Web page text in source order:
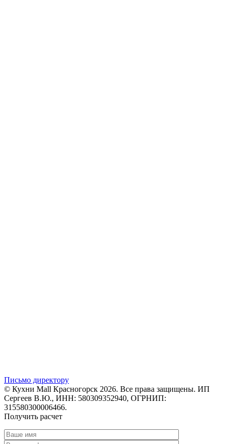
Письмо директору
© Кухни Mall Красногорск 2026. Все права защищены. ИП
Сергеев В.Ю., ИНН: 580309352940, ОГРНИП:
315580300006466.
Получить расчет